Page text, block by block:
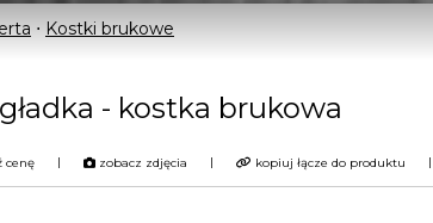
⋅ Kostki brukowe
- kostka brukowa
cenę | zobacz zdjęcia | kopiuj łącze do produktu |